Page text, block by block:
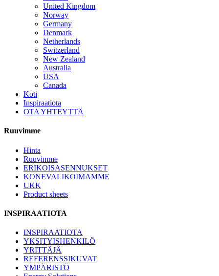
United Kingdom
Norway
Germany
Denmark
Netherlands
Switzerland
New Zealand
Australia
USA
Canada
Koti
Inspiraatiota
OTA YHTEYTTÄ
Ruuvimme
Hinta
Ruuvimme
ERIKOISASENNUKSET
KONEVALIKOIMAMME
UKK
Product sheets
INSPIRAATIOTA
INSPIRAATIOTA
YKSITYISHENKILÖ
YRITTÄJÄ
REFERENSSIKUVAT
YMPÄRISTÖ